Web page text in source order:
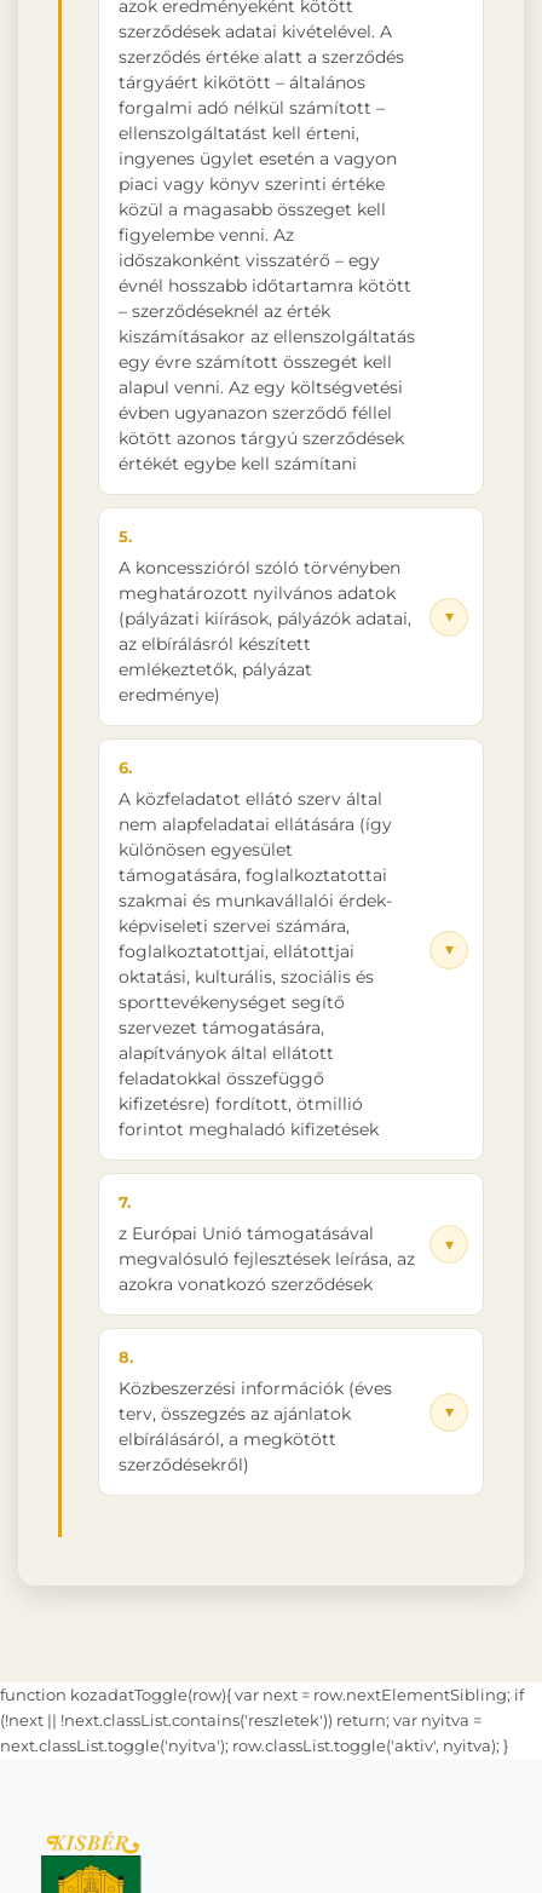
azok eredményeként kötött
szerződések adatai kivételével. A
szerződés értéke alatt a szerződés
tárgyáért kikötött – általános
forgalmi adó nélkül számított –
ellenszolgáltatást kell érteni,
ingyenes ügylet esetén a vagyon
piaci vagy könyv szerinti értéke
közül a magasabb összeget kell
figyelembe venni. Az
időszakonként visszatérő – egy
évnél hosszabb időtartamra kötött
– szerződéseknél az érték
kiszámításakor az ellenszolgáltatás
egy évre számított összegét kell
alapul venni. Az egy költségvetési
évben ugyanazon szerződő féllel
kötött azonos tárgyú szerződések
értékét egybe kell számítani
5.
A koncesszióról szóló törvényben
meghatározott nyilvános adatok
(pályázati kiírások, pályázók adatai,
az elbírálásról készített
emlékeztetők, pályázat
eredménye)
▾
6.
A közfeladatot ellátó szerv által
nem alapfeladatai ellátására (így
különösen egyesület
támogatására, foglalkoztatottai
szakmai és munkavállalói érdek-
képviseleti szervei számára,
foglalkoztatottjai, ellátottjai
oktatási, kulturális, szociális és
sporttevékenységet segítő
szervezet támogatására,
alapítványok által ellátott
feladatokkal összefüggő
kifizetésre) fordított, ötmillió
forintot meghaladó kifizetések
▾
7.
z Európai Unió támogatásával
megvalósuló fejlesztések leírása, az
azokra vonatkozó szerződések
▾
8.
Közbeszerzési információk (éves
terv, összegzés az ajánlatok
elbírálásáról, a megkötött
szerződésekről)
▾
function kozadatToggle(row){ var next = row.nextElementSibling; if
(!next || !next.classList.contains('reszletek')) return; var nyitva =
next.classList.toggle('nyitva'); row.classList.toggle('aktiv', nyitva); }